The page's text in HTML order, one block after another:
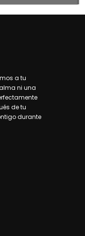
a tu
ni una
de tu
durante